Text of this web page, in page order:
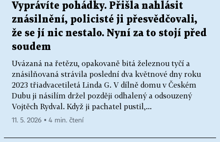
Vyprávíte pohádky. Přišla nahlásit
znásilnění, policisté ji přesvědčovali,
že se jí nic nestalo. Nyní za to stojí před
soudem
Uvázaná na řetězu, opakovaně bitá železnou tyčí a
znásilňovaná strávila poslední dva květnové dny roku
2023 třiadvacetiletá Linda G. V dílně domu v Českém
Dubu ji násilím držel později odhalený a odsouzený
Vojtěch Rydval. Když ji pachatel pustil,...
11. 5. 2026 ▪ 4 min. čtení